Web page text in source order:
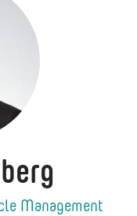
Management